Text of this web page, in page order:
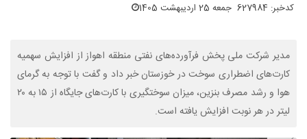
کدخبر: 627984 جمعه 25 اردیبهشت 1405
مدیر شرکت ملی پخش فرآورده‌های نفتی منطقه اهواز از افزایش سهمیه
کارت‌های اضطراری سوخت در خوزستان خبر داد و گفت با توجه به گرمای
هوا و رشد مصرف بنزین، میزان سوختگیری با کارت‌های جایگاه از ۱۵ به ۲۰
لیتر در هر نوبت افزایش یافته است.